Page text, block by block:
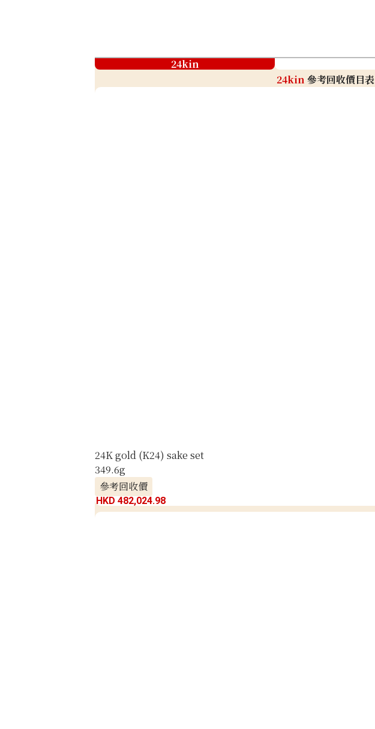
24kin
24kin 參考回收價目表
24K gold (K24) sake set
349.6g
參考回收價
HKD 482,024.98